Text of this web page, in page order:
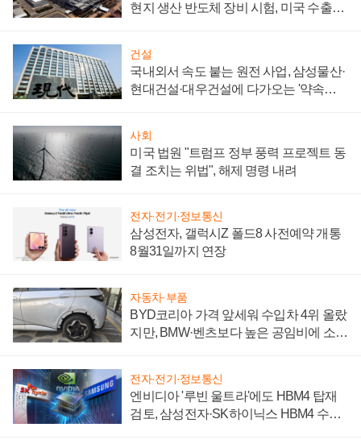
현지 생산 반도체 장비 시험, 미국 수출통
건설
국내외서 속도 붙는 원전 사업, 삼성물산·
현대건설·대우건설에 다가오는 '약속의
사회
미국 법원 "트럼프 정부 풍력 프로젝트 동
결 조치는 위법", 해제 명령 내려
전자·전기·정보통신
삼성전자, 갤럭시Z 폴드8 사전예약 개통
8월31일까지 연장
자동차·부품
BYD코리아 가격 앞세워 수입차 4위 올랐
지만, BMW·벤츠보다 높은 공임비에 소비
전자·전기·정보통신
엔비디아 '루빈 울트라'에도 HBM4 탑재
검토, 삼성전자·SK하이닉스 HBM4 수율